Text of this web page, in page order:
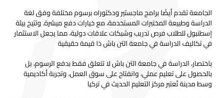
الجامعة تقدم أيضًا برامج ماجستير ودكتوراه برسوم مختلفة وفق لغة
الدراسة وطبيعة المختبرات المستخدمة، مع خيارات دفع ميسّرة. وتتيح بيئة
إسطنبول للطلاب فرص تدريب وشبكات علاقات دولية، مما يجعل الاستثمار
في تكاليف الدراسة في جامعة التن باش ذا قيمة حقيقية
باختصار، الدراسة في جامعة التن باش لا تتعلق فقط بدفع الرسوم، بل
بالحصول على تعليم عملي، وانفتاح على سوق العمل، وتجربة أكاديمية
وسط مدينة تُعتبر مركز التعليم الحديث في تركيا